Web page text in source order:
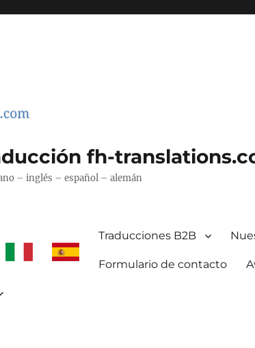
fh-
– inglés – español – alemán
Traducciones B2B
Formulario de contacto